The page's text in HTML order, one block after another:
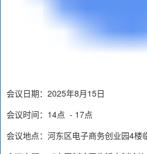
会议日期：2025年8月15日
会议时间：14点 - 17点
会议地点：河东区电子商务创业园4楼